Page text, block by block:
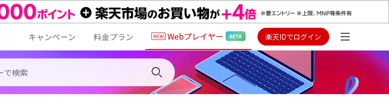
キャンペーン 料金プラン Webプレイヤー 楽天IDでログイン